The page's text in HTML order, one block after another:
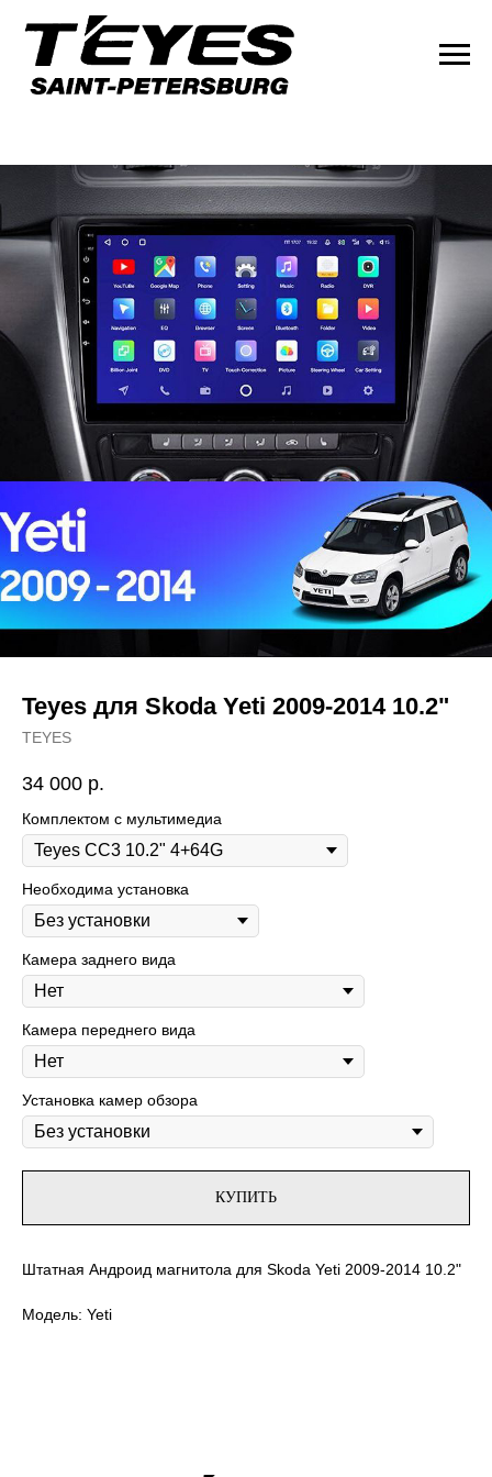
Teyes для Skoda Yeti 2009-2014 10.2"
TEYES
34 000 р.
Комплектом с мультимедиа
Необходима установка
Камера заднего вида
Камера переднего вида
Установка камер обзора
КУПИТЬ
Штатная Андроид магнитола для Skoda Yeti 2009-2014 10.2"
Модель: Yeti